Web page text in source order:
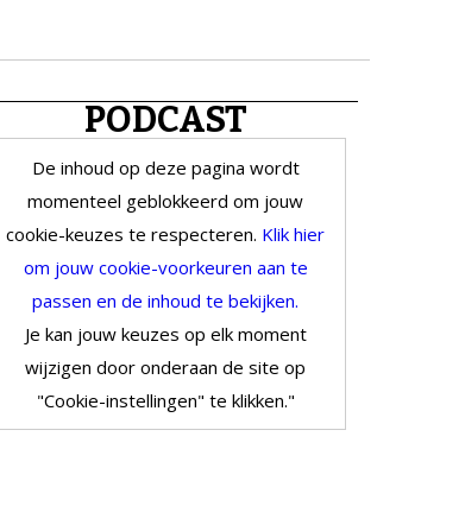
PODCAST
De inhoud op deze pagina wordt
momenteel geblokkeerd om jouw
cookie-keuzes te respecteren. Klik hier
om jouw cookie-voorkeuren aan te
passen en de inhoud te bekijken.
Je kan jouw keuzes op elk moment
wijzigen door onderaan de site op
"Cookie-instellingen" te klikken."